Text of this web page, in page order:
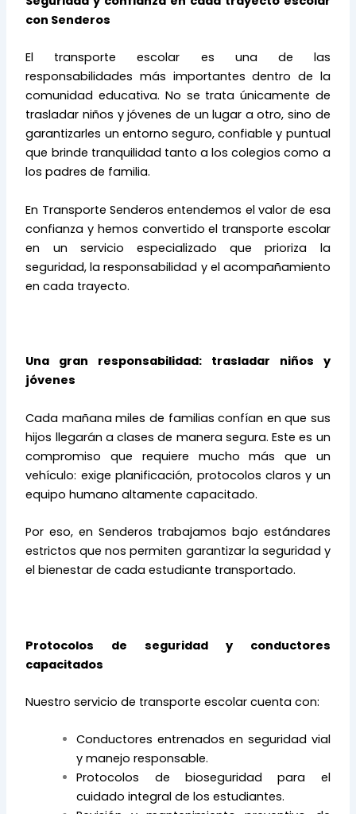
con Senderos
El transporte escolar es una de las
responsabilidades más importantes dentro de la
comunidad educativa. No se trata únicamente de
trasladar niños y jóvenes de un lugar a otro, sino de
garantizarles un entorno seguro, confiable y puntual
que brinde tranquilidad tanto a los colegios como a
los padres de familia.
En Transporte Senderos entendemos el valor de esa
confianza y hemos convertido el transporte escolar
en un servicio especializado que prioriza la
seguridad, la responsabilidad y el acompañamiento
en cada trayecto.
Una gran responsabilidad: trasladar niños y
jóvenes
Cada mañana miles de familias confían en que sus
hijos llegarán a clases de manera segura. Este es un
compromiso que requiere mucho más que un
vehículo: exige planificación, protocolos claros y un
equipo humano altamente capacitado.
Por eso, en Senderos trabajamos bajo estándares
estrictos que nos permiten garantizar la seguridad y
el bienestar de cada estudiante transportado.
Protocolos de seguridad y conductores
capacitados
Nuestro servicio de transporte escolar cuenta con:
Conductores entrenados en seguridad vial
y manejo responsable.
Protocolos de bioseguridad para el
cuidado integral de los estudiantes.